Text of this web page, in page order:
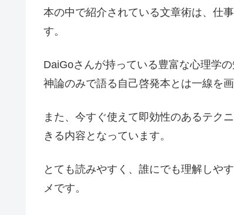
本の中で紹介されている文章術は、仕
す。
DaiGoさんが持っている豊富な心理学
神論のみで語る自己啓発本とは一線を
また、今すぐ使えて即効性のあるテク
きる内容となっています。
とても読みやすく、誰にでも理解しや
メです。